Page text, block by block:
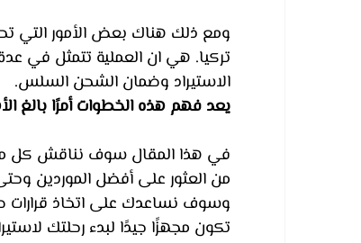
ومع ذلك هناك بعض الأمور التي
تركيا. هي ان العملية تتمثل في
الاستيراد وضمان الشحن السلس.
يعد فهم هذه الخطوات أمرًا بالغ
في هذا المقال سوف نناقش كل ما
من العثور على أفضل الموردين
وسوف نساعدك على اتخاذ قرارات
تكون مجهزًا جيدًا لبدء رحلتك